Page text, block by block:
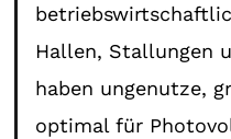
Hallen, Stallungen
haben ungenutze,
optimal für